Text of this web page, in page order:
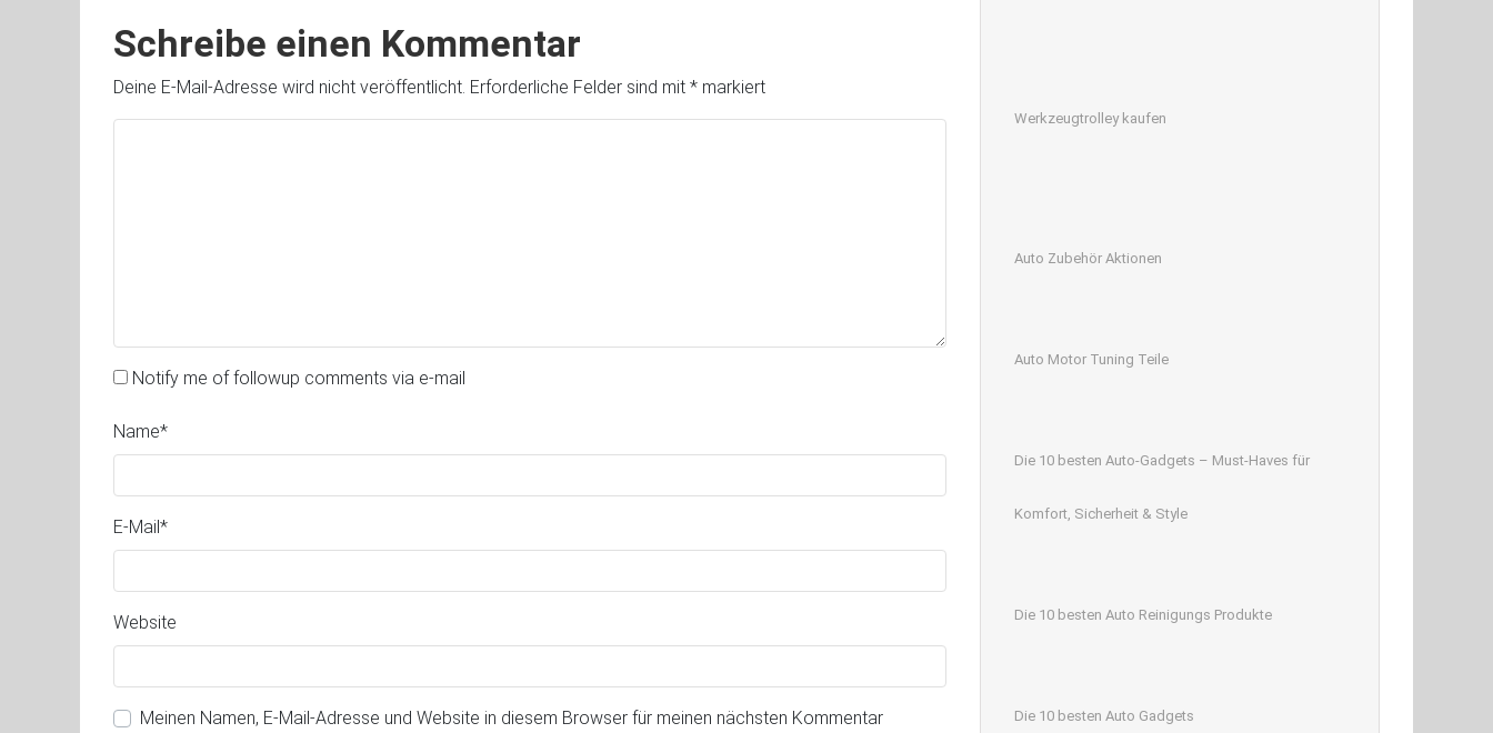
Schreibe einen Kommentar
Deine E-Mail-Adresse wird nicht veröffentlicht. Erforderliche Felder sind mit * markiert
Notify me of followup comments via e-mail
Name*
E-Mail *
Website
Meinen Namen, E-Mail-Adresse und Website in diesem Browser für meinen nächsten Kommentar
Werkzeugtrolley kaufen
Auto Zubehör Aktionen
Auto Motor Tuning Teile
Die 10 besten Auto-Gadgets – Must-Haves für
Komfort, Sicherheit & Style
Die 10 besten Auto Reinigungs Produkte
Die 10 besten Auto Gadgets